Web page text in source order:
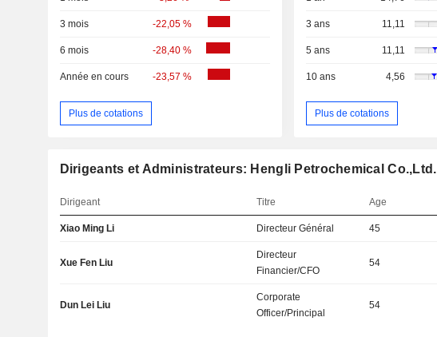
3 mois -22,05 %
6 mois -28,40 %
Année en cours -23,57 %
Plus de cotations
3 ans 11,11
5 ans 11,11
10 ans 4,56
Plus de cotations
Dirigeants et Administrateurs: Hengli Petrochemical Co.,Ltd.
Dirigeant Titre Age
Xiao Ming Li Directeur Général 45
Xue Fen Liu
Directeur
Financier/CFO
54
Dun Lei Liu
Corporate
Officer/Principal
54